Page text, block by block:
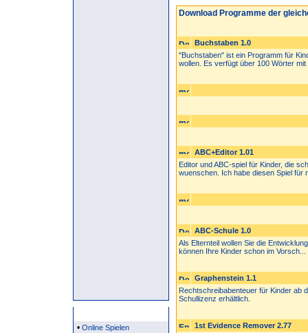
• Online Spielen
Download Programme der
Buchstaben 1.0
"Buchstaben" ist ein Programm für
wollen. Es verfügt über 100 Wörter mit
ABC+Editor 1.01
Editor und ABC-spiel für Kinder, die
wuenschen. Ich habe diesen Spiel für
ABC-Schule 1.0
Als Elternteil wollen Sie die
können Ihre Kinder schon im Vorsch...
Graphenstein 1.1
Rechtschreibabenteuer für Kinder ab
Schullizenz erhältlich.
1st Evidence Remover 2.77